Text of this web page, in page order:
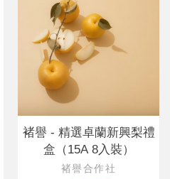
褚譽 - 精選卓蘭新興梨禮
盒（15A 8入裝）
褚譽合作社